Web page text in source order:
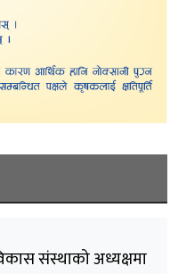
संस्थाको अध्यक्षमा